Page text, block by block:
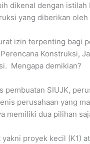
dikenal dengan
yang diberikan
izin terpenting bagi
Konstruksi,
Mengapa demikian?
pembuatan SIUJK,
perusahaan yang
memiliki dua pilihan
proyek kecil (K1)